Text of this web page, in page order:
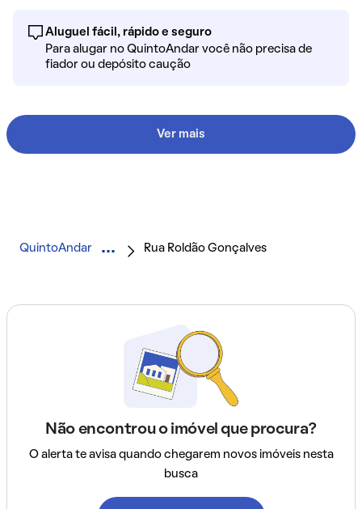
Aluguel fácil, rápido e seguro
Para alugar no QuintoAndar você não precisa de
fiador ou depósito caução
Ver mais
QuintoAndar Rua Roldão Gonçalves
Não encontrou o imóvel que procura?
O alerta te avisa quando chegarem novos imóveis nesta
busca